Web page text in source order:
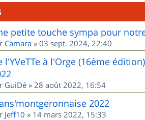
petite touche sympa pour
Camara » 03 sept. 2024, 22:40
l'YVeTTe à l'Orge (16ème
GuiDé » 28 août 2022, 16:54
2022
Jeff10 » 14 mars 2022, 15:33